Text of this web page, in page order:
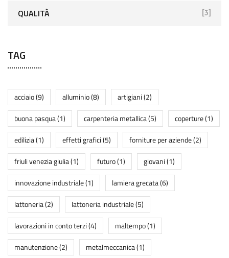
QUALITÀ [3]
TAG
acciaio(9) alluminio(8) artigiani(2)
buona pasqua(1) carpenteria metallica(5) coperture(1)
edilizia(1) effetti grafici(5) forniture per aziende(2)
friuli venezia giulia(1) futuro(1) giovani(1)
innovazione industriale(1) lamiera grecata(6)
lattoneria(2) lattoneria industriale(5)
lavorazioni in conto terzi(4) maltempo(1)
manutenzione(2) metalmeccanica(1)